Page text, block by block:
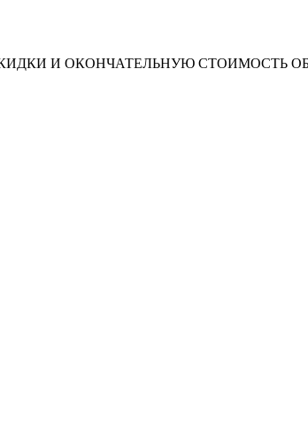
И ОКОНЧАТЕЛЬНУЮ СТОИМОСТЬ